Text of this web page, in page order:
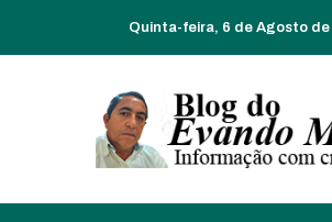
Quinta-feira, 6 de Agosto de